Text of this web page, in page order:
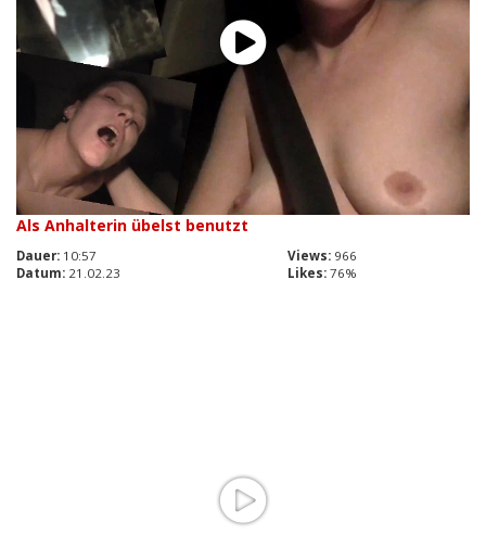
Als Anhalterin übelst benutzt
Dauer: 10:57 Views: 966
Datum: 21.02.23 Likes: 76%